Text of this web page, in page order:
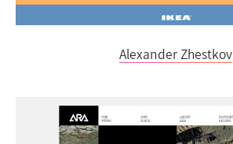
Alexander Zhestkov